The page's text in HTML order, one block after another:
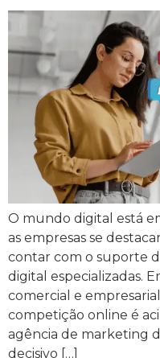
O mundo digital está
as empresas se
contar com o suporte
digital especializadas.
comercial e
competição online é
agência de marketing
decisivo […]